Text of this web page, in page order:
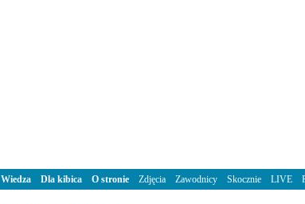
Wiedza Dla kibica O stronie Zdjęcia Zawodnicy Skocznie LIVE